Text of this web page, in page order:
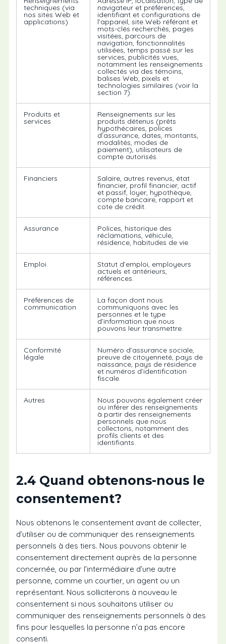
techniques (via
nos sites Web et
applications)
navigateur et préférences,
identifiant et configurations de
l’appareil, site Web référant et
mots-clés recherchés, pages
visitées, parcours de
navigation, fonctionnalités
utilisées, temps passé sur les
services, publicités vues,
notamment les renseignements
collectés via des témoins,
balises Web, pixels et
technologies similaires (voir la
section 7).
Produits et
services
Renseignements sur les
produits détenus (prêts
hypothécaires, polices
d’assurance, dates, montants,
modalités, modes de
paiement), utilisateurs de
compte autorisés.
Financiers Salaire, autres revenus, état
financier, profil financier, actif
et passif, loyer, hypothèque,
compte bancaire, rapport et
cote de crédit.
Assurance Polices, historique des
réclamations, véhicule,
résidence, habitudes de vie.
Emploi Statut d’emploi, employeurs
actuels et antérieurs,
références.
Préférences de
communication
La façon dont nous
communiquons avec les
personnes et le type
d’information que nous
pouvons leur transmettre.
Conformité
légale
Numéro d’assurance sociale,
preuve de citoyenneté, pays de
naissance, pays de résidence
et numéros d’identification
fiscale.
Autres Nous pouvons également créer
ou inférer des renseignements
à partir des renseignements
personnels que nous
collectons, notamment des
profils clients et des
identifiants.
2.4 Quand obtenons-nous le
consentement?
Nous obtenons le consentement avant de collecter,
d’utiliser ou de communiquer des renseignements
personnels à des tiers. Nous pouvons obtenir le
consentement directement auprès de la personne
concernée, ou par l’intermédiaire d’une autre
personne, comme un courtier, un agent ou un
représentant. Nous solliciterons à nouveau le
consentement si nous souhaitons utiliser ou
communiquer des renseignements personnels à des
fins pour lesquelles la personne n’a pas encore
consenti.